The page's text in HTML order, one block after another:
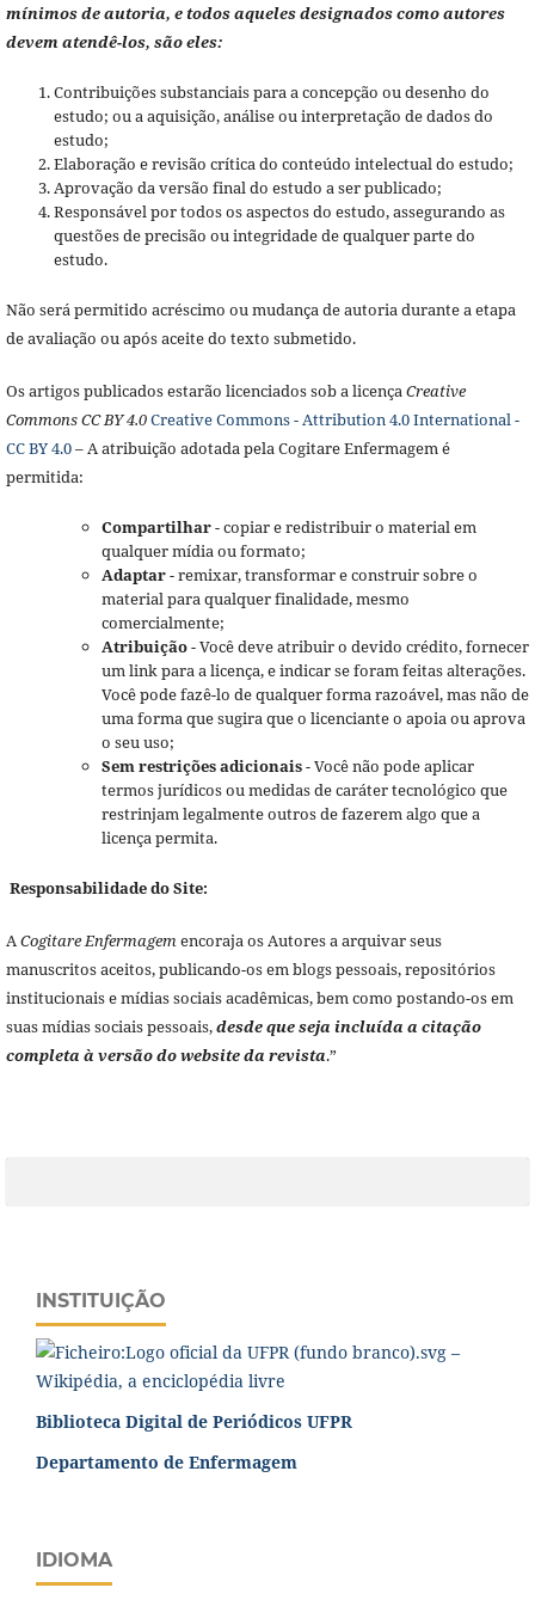
mínimos de autoria, e todos aqueles designados como autores
devem atendê-los, são eles:
Contribuições substanciais para a concepção ou desenho do
estudo; ou a aquisição, análise ou interpretação de dados do
estudo;
Elaboração e revisão crítica do conteúdo intelectual do estudo;
Aprovação da versão final do estudo a ser publicado;
Responsável por todos os aspectos do estudo, assegurando as
questões de precisão ou integridade de qualquer parte do
estudo.
Não será permitido acréscimo ou mudança de autoria durante a etapa
de avaliação ou após aceite do texto submetido.
Os artigos publicados estarão licenciados sob a licençaCreative
Commons CC BY 4.0Creative Commons - Attribution 4.0 International -
CC BY 4.0– A atribuição adotada pela Cogitare Enfermagem é
permitida:
Compartilhar- copiar e redistribuir o material em
qualquer mídia ou formato;
Adaptar- remixar, transformar e construir sobre o
material para qualquer finalidade, mesmo
comercialmente;
Atribuição- Você deve atribuir o devido crédito, fornecer
um link para a licença, e indicar se foram feitas alterações.
Você pode fazê-lo de qualquer forma razoável, mas não de
uma forma que sugira que o licenciante o apoia ou aprova
o seu uso;
Sem restrições adicionais- Você não pode aplicar
termos jurídicos ou medidas de caráter tecnológico que
restrinjam legalmente outros de fazerem algo que a
licença permita.
Responsabilidade do Site:
ACogitare Enfermagemencoraja os Autores a arquivar seus
manuscritos aceitos, publicando-os em blogs pessoais, repositórios
institucionais e mídias sociais acadêmicas, bem como postando-os em
suas mídias sociais pessoais,desde que seja incluída a citação
completa à versão do website da revista.”
INSTITUIÇÃO
Biblioteca Digital de Periódicos UFPR
Departamento de Enfermagem
IDIOMA